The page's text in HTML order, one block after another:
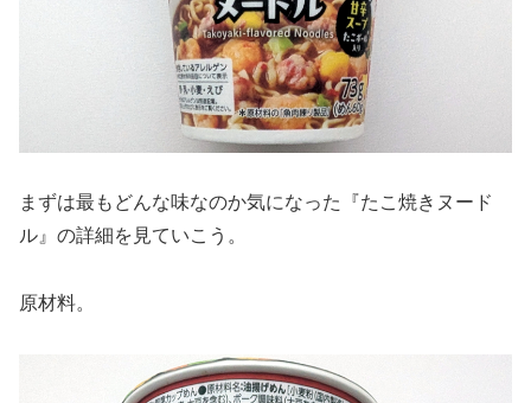
まずは最もどんな味なのか気になった『たこ焼きヌード
ル』の詳細を見ていこう。
原材料。